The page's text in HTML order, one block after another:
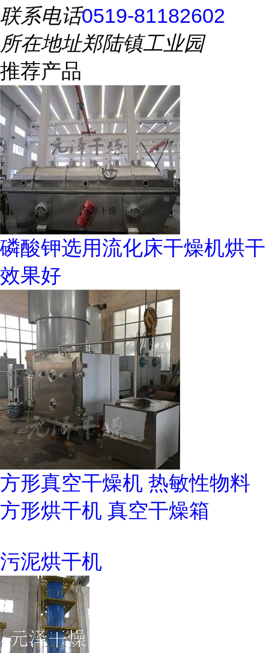
联系电话0519-81182602
所在地址郑陆镇工业园
推荐产品
磷酸钾选用流化床干燥机烘干
效果好
方形真空干燥机 热敏性物料
方形烘干机 真空干燥箱
污泥烘干机